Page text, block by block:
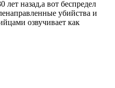
назад,а вот беспредел
убийства и
озвучивает как